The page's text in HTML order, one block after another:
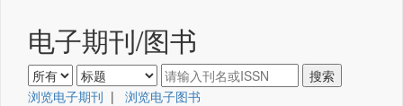
电子期刊/图书
浏览电子期刊 | 浏览电子图书